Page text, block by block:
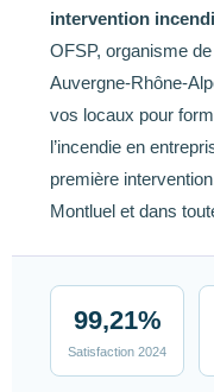
intervention
OFSP, organisme
Auvergne-Rhône-
vos locaux pour
l’incendie en
première
Montluel et dans
99,21%
Satisfaction 2024